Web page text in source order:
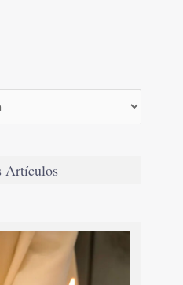
Artículos